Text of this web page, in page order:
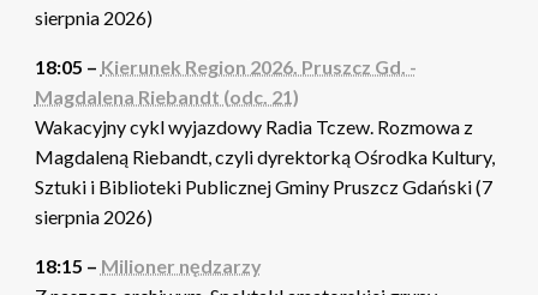
sierpnia 2026)
18:05 – Kierunek Region 2026. Pruszcz Gd. -
Magdalena Riebandt (odc. 21)
Wakacyjny cykl wyjazdowy Radia Tczew. Rozmowa z
Magdaleną Riebandt, czyli dyrektorką Ośrodka Kultury,
Sztuki i Biblioteki Publicznej Gminy Pruszcz Gdański (7
sierpnia 2026)
18:15 – Milioner nędzarzy